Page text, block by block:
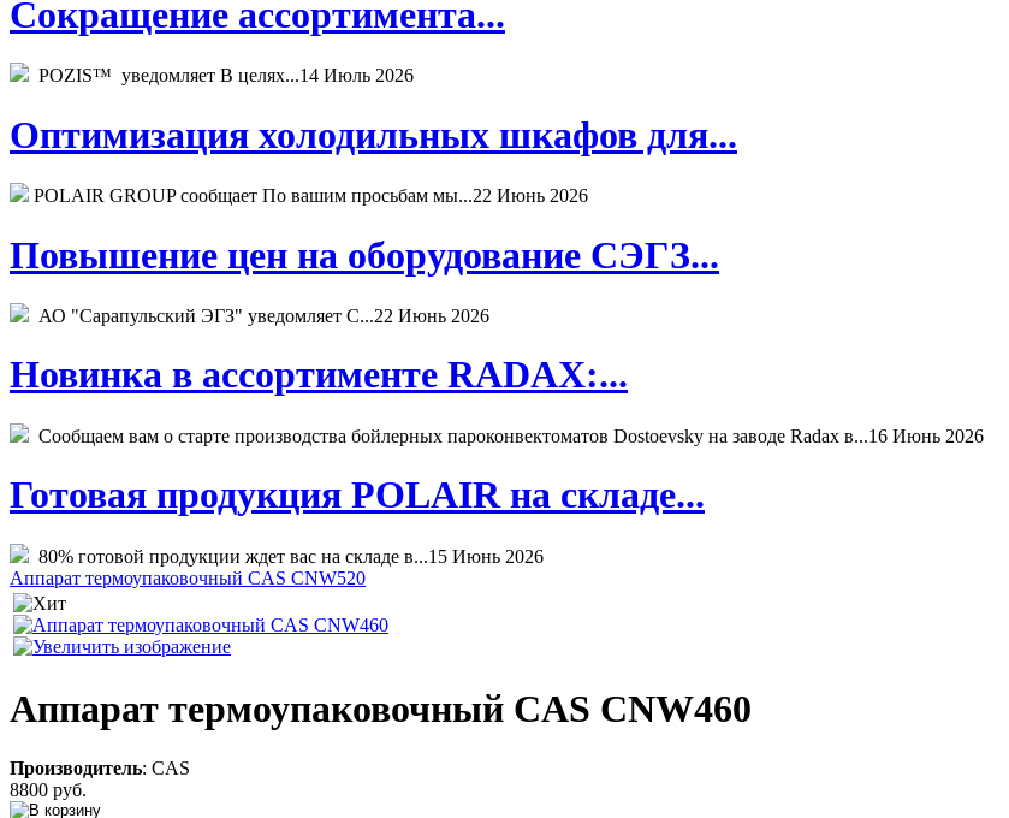
Сокращение ассортимента...
POZIS™ уведомляет В целях...14 Июль 2026
Оптимизация холодильных шкафов для...
POLAIR GROUP сообщает По вашим просьбам мы...22 Июнь 2026
Повышение цен на оборудование СЭГЗ...
АО "Сарапульский ЭГЗ" уведомляет С...22 Июнь 2026
Новинка в ассортименте RADAX:...
Сообщаем вам о старте производства бойлерных пароконвектоматов Dostoevsky на заводе Radax в...16 Июнь 2026
Готовая продукция POLAIR на складе...
80% готовой продукции ждет вас на складе в...15 Июнь 2026
Аппарат термоупаковочный CAS CNW520
Аппарат термоупаковочный CAS CNW460
Производитель: CAS
8800 руб.